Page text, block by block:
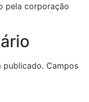
pela corporação
publicado. Campos